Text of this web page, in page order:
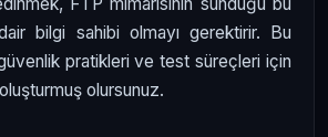
bilgi sahibi olmayı gerektirir. Bu
pratikleri ve test süreçleri için
olursunuz.